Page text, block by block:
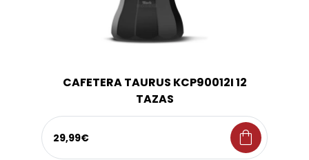
CAFETERA TAURUS KCP90012I 12
TAZAS
29,99€ shopping_bag